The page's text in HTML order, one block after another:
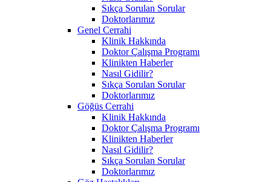
Sıkça Sorulan Sorular
Doktorlarımız
Genel Cerrahi
Klinik Hakkında
Doktor Çalışma Programı
Klinikten Haberler
Nasıl Gidilir?
Sıkça Sorulan Sorular
Doktorlarımız
Göğüs Cerrahi
Klinik Hakkında
Doktor Çalışma Programı
Klinikten Haberler
Nasıl Gidilir?
Sıkça Sorulan Sorular
Doktorlarımız